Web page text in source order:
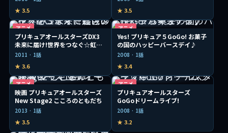
★ 3.5 ★ 3.5
アニメ
プリキュアオールスターズDX3
未来に届け!世界をつなぐ☆虹色
の花
2011 · 1話
★ 3.6
アニメ
Yes! プリキュア５GoGo! お菓子
の国のハッピーバースデイ♪
2008 · 1話
★ 3.4
アニメ
映画 プリキュアオールスターズ
New Stage2 こころのともだち
2013 · 1話
★ 3.5
アニメ
プリキュアオールスターズ
GoGoドリームライブ!
2008 · 1話
★ 3.2